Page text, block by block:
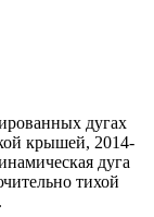
дугах
крышей, 2014-
дуга
тихой